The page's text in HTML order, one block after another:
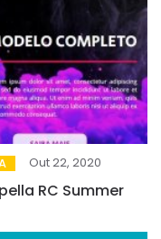
Out 22, 2020
RC Summer